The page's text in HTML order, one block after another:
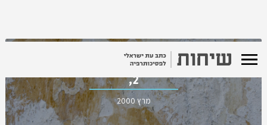
כרך י"ד, חוברת
2,
מרץ 2000